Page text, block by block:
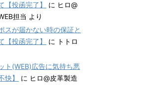
【投函完了】
に ヒロ@
担当 より
スが届かない時の保証と
【投函完了】
に トトロ
ト(WEB)広告に気持ち悪
快】
に ヒロ@皮革製造